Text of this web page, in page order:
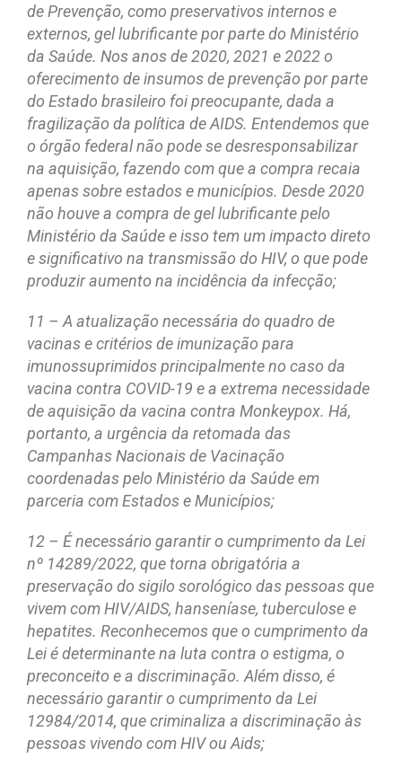
de Prevenção, como preservativos internos e
externos, gel lubrificante por parte do Ministério
da Saúde. Nos anos de 2020, 2021 e 2022 o
oferecimento de insumos de prevenção por parte
do Estado brasileiro foi preocupante, dada a
fragilização da política de AIDS. Entendemos que
o órgão federal não pode se desresponsabilizar
na aquisição, fazendo com que a compra recaia
apenas sobre estados e municípios. Desde 2020
não houve a compra de gel lubrificante pelo
Ministério da Saúde e isso tem um impacto direto
e significativo na transmissão do HIV, o que pode
produzir aumento na incidência da infecção;
11 – A atualização necessária do quadro de
vacinas e critérios de imunização para
imunossuprimidos principalmente no caso da
vacina contra COVID-19 e a extrema necessidade
de aquisição da vacina contra Monkeypox. Há,
portanto, a urgência da retomada das
Campanhas Nacionais de Vacinação
coordenadas pelo Ministério da Saúde em
parceria com Estados e Municípios;
12 – É necessário garantir o cumprimento da Lei
nº 14289/2022, que torna obrigatória a
preservação do sigilo sorológico das pessoas que
vivem com HIV/AIDS, hanseníase, tuberculose e
hepatites. Reconhecemos que o cumprimento da
Lei é determinante na luta contra o estigma, o
preconceito e a discriminação. Além disso, é
necessário garantir o cumprimento da Lei
12984/2014, que criminaliza a discriminação às
pessoas vivendo com HIV ou Aids;